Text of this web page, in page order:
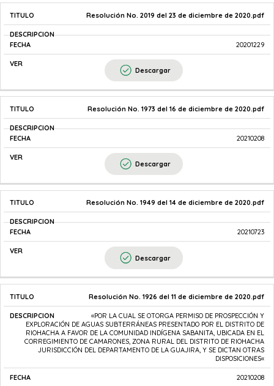
Resolución No. 2019 del 23 de diciembre de 2020.pdf
20201229
Descargar
Resolución No. 1973 del 16 de diciembre de 2020.pdf
20210208
Descargar
Resolución No. 1949 del 14 de diciembre de 2020.pdf
20210723
Descargar
Resolución No. 1926 del 11 de diciembre de 2020.pdf
«POR LA CUAL SE OTORGA PERMISO DE PROSPECCIÓN Y
EXPLORACIÓN DE AGUAS SUBTERRÁNEAS PRESENTADO POR EL DISTRITO DE
RIOHACHA A FAVOR DE LA COMUNIDAD INDÍGENA SABANITA, UBICADA EN EL
CORREGIMIENTO DE CAMARONES, ZONA RURAL DEL DISTRITO DE RIOHACHA
JURISDICCIÓN DEL DEPARTAMENTO DE LA GUAJIRA, Y SE DICTAN OTRAS
DISPOSICIONES«
20210208